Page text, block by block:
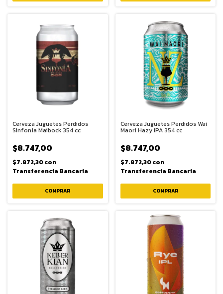
Cerveza Juguetes Perdidos
Sinfonía Maibock 354 cc
$8.747,00
$7.872,30con
Transferencia Bancaria
Cerveza Juguetes Perdidos Wai
Maorí Hazy IPA 354 cc
$8.747,00
$7.872,30con
Transferencia Bancaria